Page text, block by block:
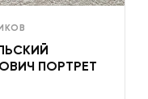
ПОРТРЕТ